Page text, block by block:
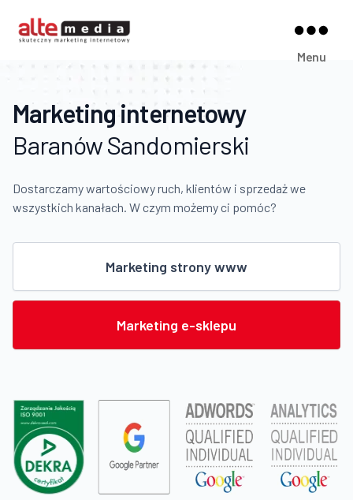
Menu
Marketing internetowy
Baranów Sandomierski
Dostarczamy wartościowy ruch, klientów i sprzedaż we
wszystkich kanałach. W czym możemy ci pomóc?
Marketing strony www
Marketing e-sklepu